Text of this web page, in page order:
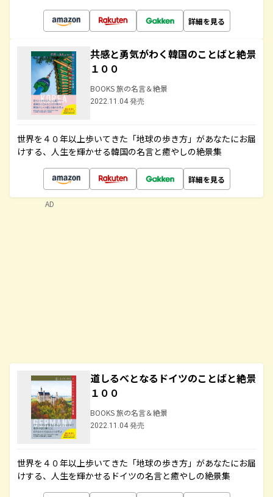
詳細を見る
共感と勇気がわく韓国のことばと絶景
１００
BOOKS 旅の名言＆絶景
2022.11.04 発売
世界を４０年以上歩いてきた「地球の歩き方」があなたにお届
けする、人生を輝かせる韓国の名言と癒やしの絶景集
詳細を見る
道しるべとなるドイツのことばと絶景
１００
BOOKS 旅の名言＆絶景
2022.11.04 発売
世界を４０年以上歩いてきた「地球の歩き方」があなたにお届
けする、人生を輝かせるドイツの名言と癒やしの絶景集
AD